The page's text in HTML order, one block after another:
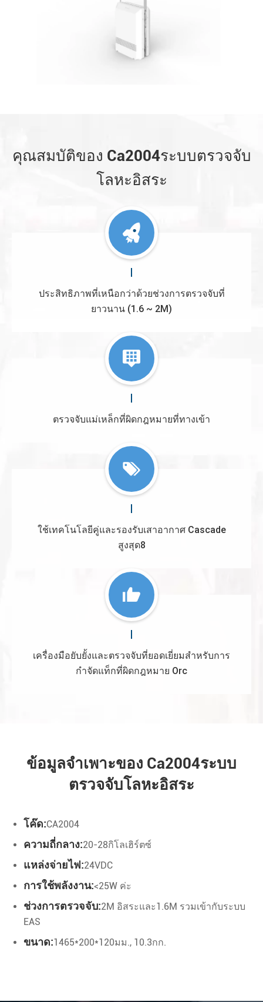
คุณสมบัติของ Ca2004ระบบตรวจจับ
โลหะอิสระ
ประสิทธิภาพที่เหนือกว่าด้วยช่วงการตรวจจับที่
ยาวนาน (1.6 ~ 2M)
ตรวจจับแม่เหล็กที่ผิดกฎหมายที่ทางเข้า
ใช้เทคโนโลยีคู่และรองรับเสาอากาศ Cascade
สูงสุด8
เครื่องมือยับยั้งและตรวจจับที่ยอดเยี่ยมสำหรับการ
กำจัดแท็กที่ผิดกฎหมาย Orc
ข้อมูลจำเพาะของ Ca2004ระบบ
ตรวจจับโลหะอิสระ
โค๊ด:CA2004
ความถี่กลาง:20-28กิโลเฮิร์ตซ์
แหล่งจ่ายไฟ:24VDC
การใช้พลังงาน:<25W ค่ะ
ช่วงการตรวจจับ:2M อิสระและ1.6M รวมเข้ากับระบบ
EAS
ขนาด:1465*200*120มม., 10.3กก.